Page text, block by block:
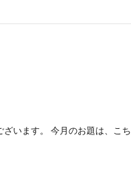
います。 今月のお題は、こち